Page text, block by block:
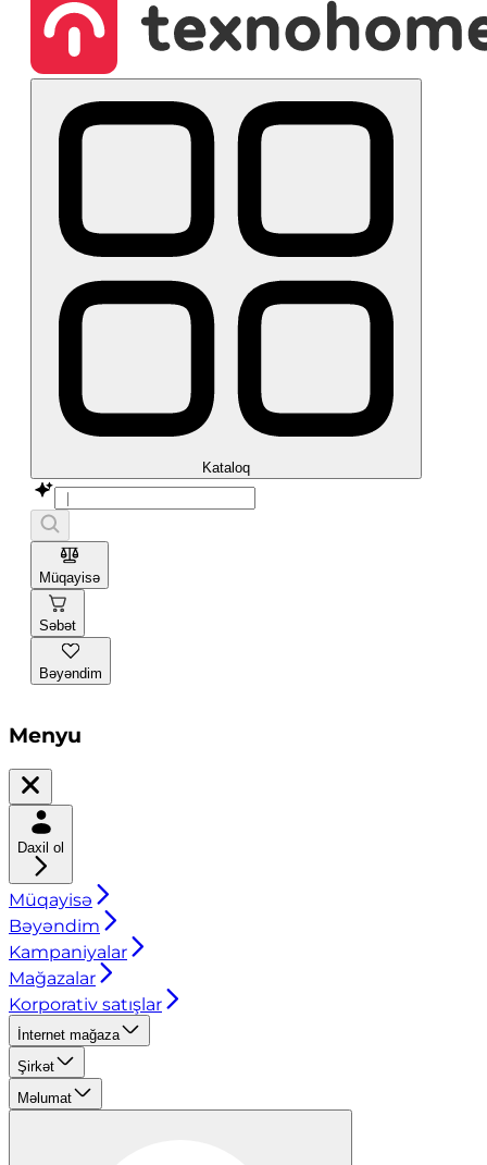
Kataloq
Müqayisə
Səbət
Bəyəndim
Menyu
Daxil ol
Müqayisə
Bəyəndim
Kampaniyalar
Mağazalar
Korporativ satışlar
İnternet mağaza
Şirkət
Məlumat